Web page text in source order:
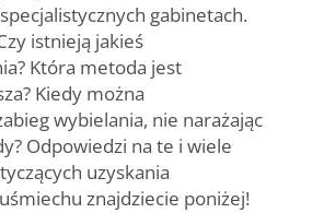
gabinetach.
istnieją jakieś
Która metoda jest
Kiedy można
wybielania, nie narażając
Odpowiedzi na te i wiele
uzyskania
znajdziecie poniżej!